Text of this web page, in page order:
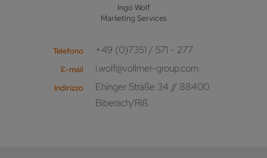
Ingo Wolf
Marketing Services
Telefono +49 (0)7351 / 571 - 277
E-mail i.wolf@vollmer-group.com
Indirizzo
Ehinger Straße 34 // 88400
Biberach/Riß